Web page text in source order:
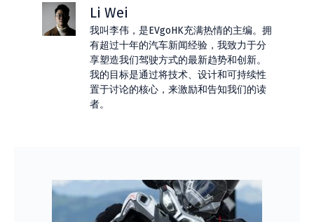
Li Wei
我叫李伟，是EVgoHK充满热情的主编。拥
有超过十年的汽车新闻经验，我致力于分
享塑造我们驾驶方式的最新趋势和创新。
我的目标是通过将技术、设计和可持续性
置于讨论的核心，来激励和告知我们的读
者。